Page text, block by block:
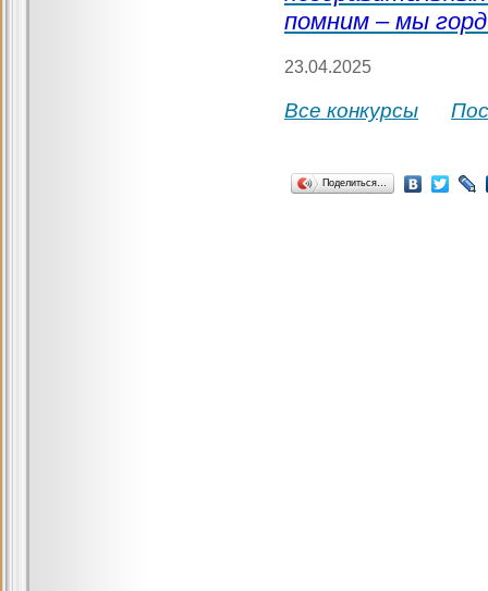
помним – мы
23.04.2025
Все конкурсы
Поделиться…